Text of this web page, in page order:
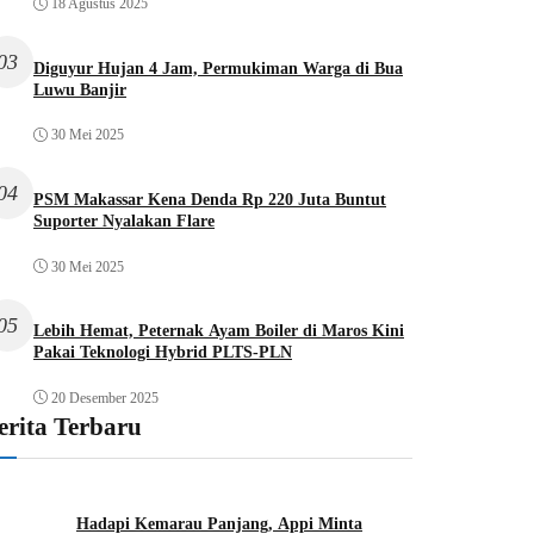
18 Agustus 2025
Diguyur Hujan 4 Jam, Permukiman Warga di Bua
Luwu Banjir
30 Mei 2025
PSM Makassar Kena Denda Rp 220 Juta Buntut
Suporter Nyalakan Flare
30 Mei 2025
Lebih Hemat, Peternak Ayam Boiler di Maros Kini
Pakai Teknologi Hybrid PLTS-PLN
20 Desember 2025
Terbaru
Hadapi Kemarau Panjang, Appi Minta